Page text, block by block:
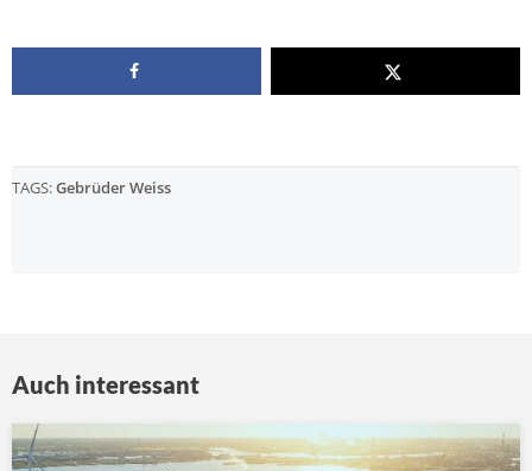
TAGS:Gebrüder Weiss
Auch interessant